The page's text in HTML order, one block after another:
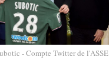
- Compte Twitter de l'ASSE